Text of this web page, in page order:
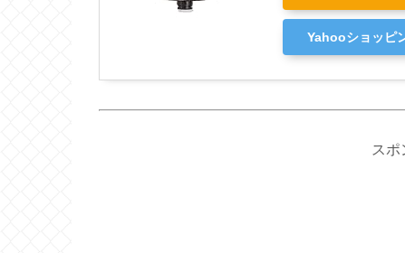
Yahooショッピ
スポ